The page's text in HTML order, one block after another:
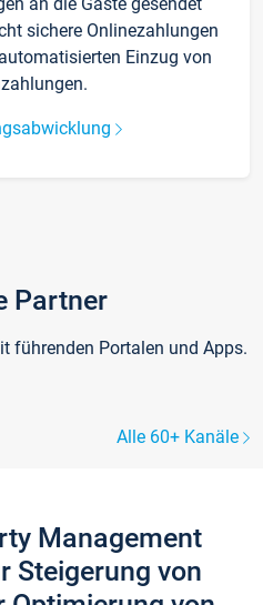
sichere Onlinezahlungen
Einzug von
Partner
führenden Portalen und Apps.
Alle 60+ Kanäle
Management
Steigerung von